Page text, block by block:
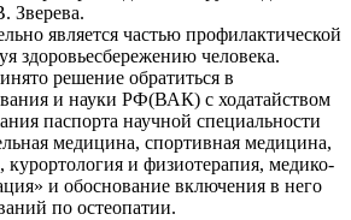
Зверева.
является частью профилактической
здоровьесбережению человека.
решение обратиться в
и науки РФ(ВАК) с ходатайством
паспорта научной специальности
медицина, спортивная медицина,
курортология и физиотерапия, медико-
и обоснование включения в него
по остеопатии.